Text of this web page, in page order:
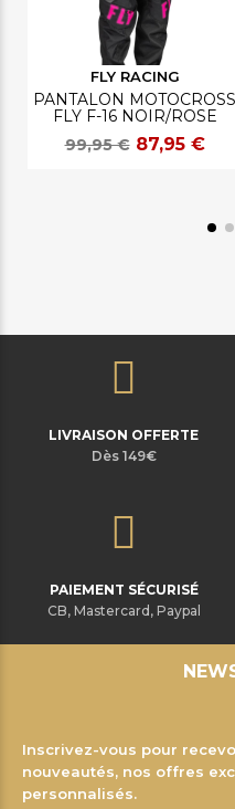
FLY RACING
PANTALON MOTOCROSS
FLY F-16 NOIR/ROSE
99,95 € 87,95 €
LIVRAISON OFFERTE
Dès 149€
PAIEMENT SÉCURISÉ
CB, Mastercard, Paypal
Inscrivez-vous pour
nouveautés, nos offres
personnalisés.